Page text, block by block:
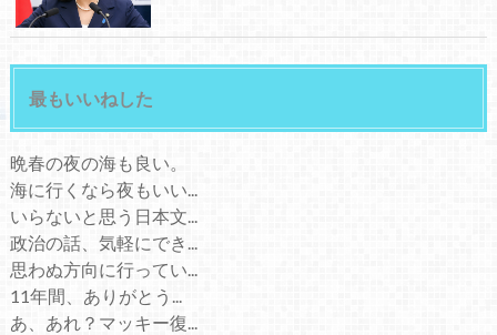
最もいいねした
晩春の夜の海も良い。
海に行くなら夜もいい...
いらないと思う日本文...
政治の話、気軽にでき...
思わぬ方向に行ってい...
11年間、ありがとう...
あ、あれ？マッキー復...